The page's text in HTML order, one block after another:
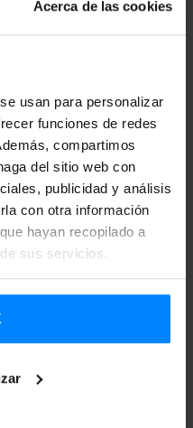
Acerca de las cookies
usan para personalizar
funciones de redes
compartimos
del sitio web con
publicidad y análisis
con otra información
hayan recopilado a
sus servicios.
Atlantik 1050realizará un
en el Fringe, viajarán al
encuentro de arte
. Estos representarán
, que mezcla humor,
teatral
en Bilbao presentará su
Current Waren la sala Ball
del 1 al 25 de agosto.
performance y teatro y
vive Ucrania